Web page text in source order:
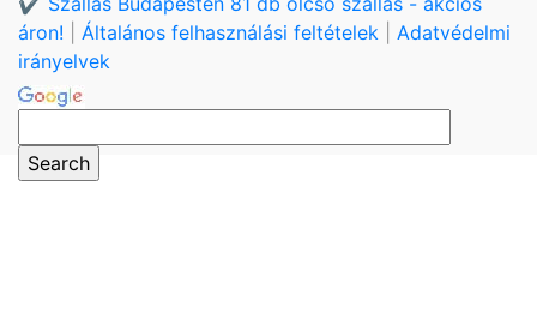
áron!
Általános felhasználási feltételek
Adatvédelmi
irányelvek